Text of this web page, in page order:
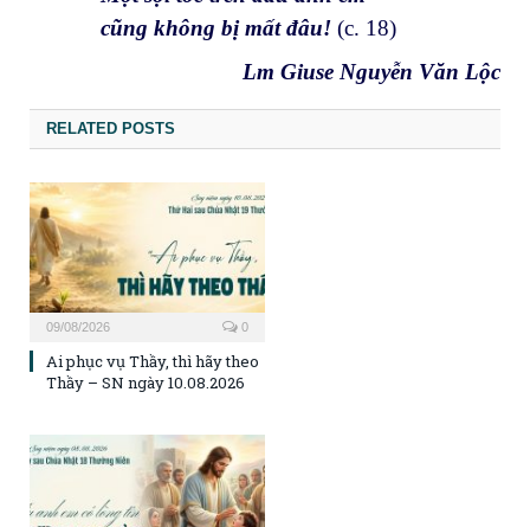
cũng không bị mất đâu! (c. 18)
Lm Giuse Nguyễn Văn Lộc
RELATED POSTS
09/08/2026 0
Ai phục vụ Thầy, thì hãy theo
Thầy – SN ngày 10.08.2026